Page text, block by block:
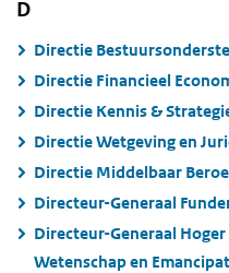
D
Directie
Directie Financieel
Directie Kennis &
Directie Wetgeving en
Directie Middelbaar
Directeur-Generaal
Directeur-Generaal
Wetenschap en